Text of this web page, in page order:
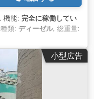
, 機能: 完全に稼働してい
類: ディーゼル, 総重量:
小型広告